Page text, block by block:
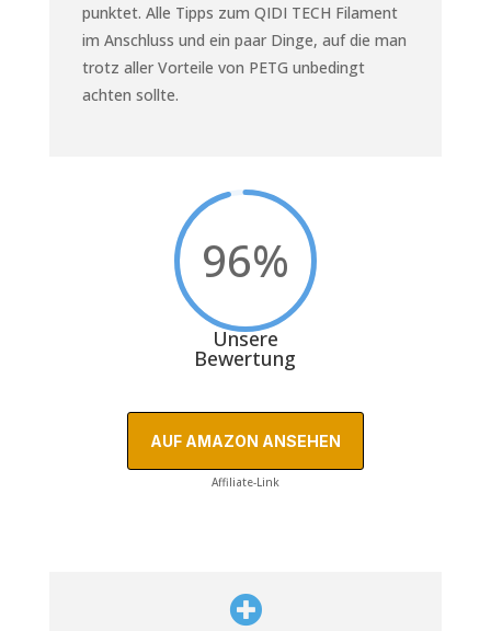
punktet. Alle Tipps zum QIDI TECH Filament
im Anschluss und ein paar Dinge, auf die man
trotz aller Vorteile von PETG unbedingt
achten sollte.
96%
Unsere
Bewertung
AUF AMAZON ANSEHEN
Affiliate-Link
